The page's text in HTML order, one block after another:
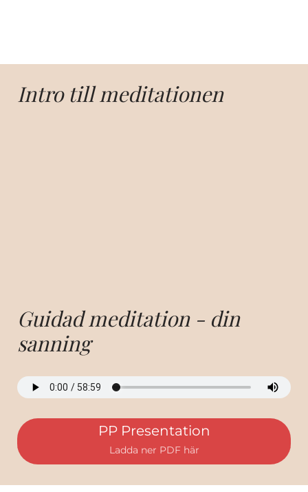
Intro till meditationen
Guidad meditation - din
sanning
PP Presentation
Ladda ner PDF här